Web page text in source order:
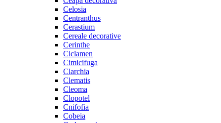
Celosia
Centranthus
Cerastium
Cereale decorative
Cerinthe
Ciclamen
Cimicifuga
Clarchia
Clematis
Cleoma
Clopotel
Cnifofia
Cobeia